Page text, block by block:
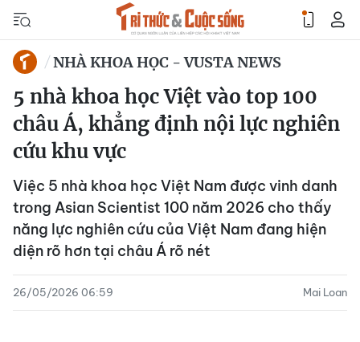
NHÀ KHOA HỌC - VUSTA NEWS
5 nhà khoa học Việt vào top 100
châu Á, khẳng định nội lực nghiên
cứu khu vực
Việc 5 nhà khoa học Việt Nam được vinh danh
trong Asian Scientist 100 năm 2026 cho thấy
năng lực nghiên cứu của Việt Nam đang hiện
diện rõ hơn tại châu Á rõ nét
26/05/2026 06:59 Mai Loan